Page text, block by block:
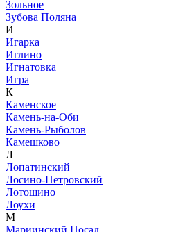
Зольное
Зубова Поляна
И
Игарка
Иглино
Игнатовка
Игра
К
Каменское
Камень-на-Оби
Камень-Рыболов
Камешково
Л
Лопатинский
Лосино-Петровский
Лотошино
Лоухи
М
Мариинский Посад